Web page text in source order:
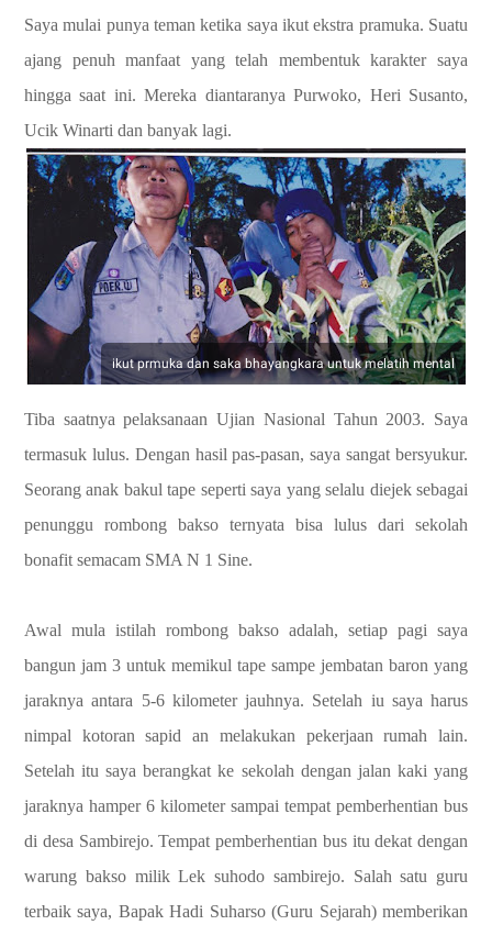
Saya mulai punya teman ketika saya ikut ekstra pramuka. Suatu
ajang penuh manfaat yang telah membentuk karakter saya
hingga saat ini. Mereka diantaranya Purwoko, Heri Susanto,
Ucik Winarti dan banyak lagi.
ikut prmuka dan saka bhayangkara untuk melatih mental
Tiba saatnya pelaksanaan Ujian Nasional Tahun 2003. Saya
termasuk lulus. Dengan hasil pas-pasan, saya sangat bersyukur.
Seorang anak bakul tape seperti saya yang selalu diejek sebagai
penunggu rombong bakso ternyata bisa lulus dari sekolah
bonafit semacam SMA N 1 Sine.
Awal mula istilah rombong bakso adalah, setiap pagi saya
bangun jam 3 untuk memikul tape sampe jembatan baron yang
jaraknya antara 5-6 kilometer jauhnya. Setelah iu saya harus
nimpal kotoran sapid an melakukan pekerjaan rumah lain.
Setelah itu saya berangkat ke sekolah dengan jalan kaki yang
jaraknya hamper 6 kilometer sampai tempat pemberhentian bus
di desa Sambirejo. Tempat pemberhentian bus itu dekat dengan
warung bakso milik Lek suhodo sambirejo. Salah satu guru
terbaik saya, Bapak Hadi Suharso (Guru Sejarah) memberikan